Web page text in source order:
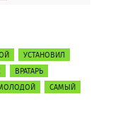
УСТАНОВИЛ
ВРАТАРЬ
САМЫЙ